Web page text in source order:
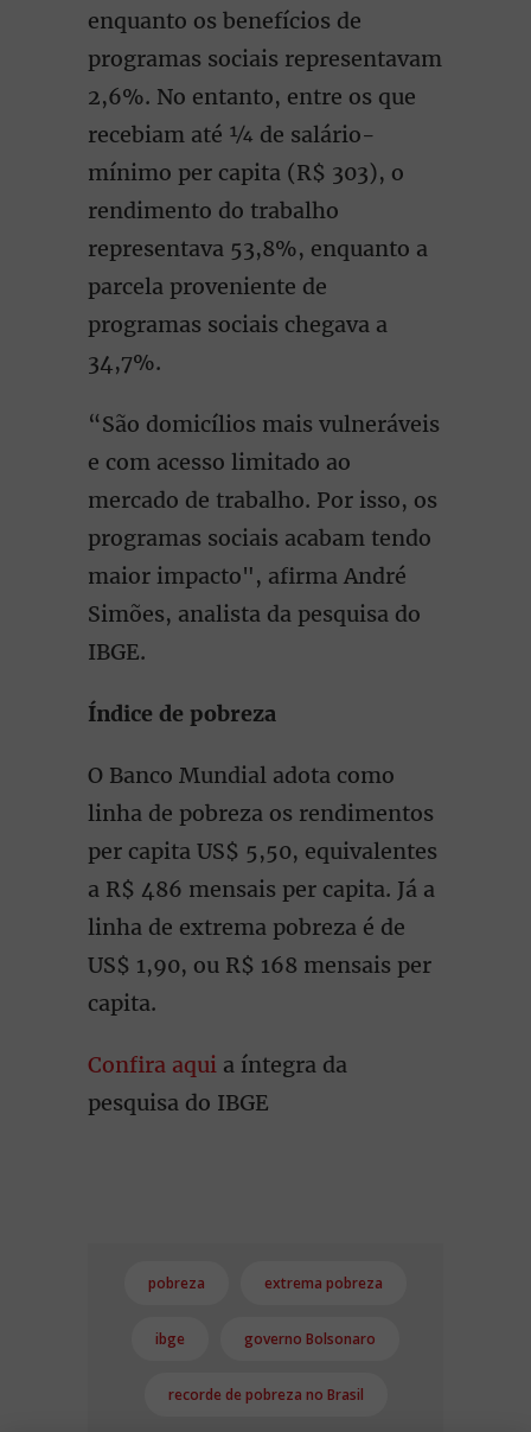
enquanto os benefícios de
programas sociais representavam
2,6%. No entanto, entre os que
recebiam até ¼ de salário-
mínimo per capita (R$ 303), o
rendimento do trabalho
representava 53,8%, enquanto a
parcela proveniente de
programas sociais chegava a
34,7%.
“São domicílios mais vulneráveis
e com acesso limitado ao
mercado de trabalho. Por isso, os
programas sociais acabam tendo
maior impacto", afirma André
Simões, analista da pesquisa do
IBGE.
Índice de pobreza
O Banco Mundial adota como
linha de pobreza os rendimentos
per capita US$ 5,50, equivalentes
a R$ 486 mensais per capita. Já a
linha de extrema pobreza é de
US$ 1,90, ou R$ 168 mensais per
capita.
Confira aqui a íntegra da
pesquisa do IBGE
pobreza extrema pobreza
ibge governo Bolsonaro
recorde de pobreza no Brasil